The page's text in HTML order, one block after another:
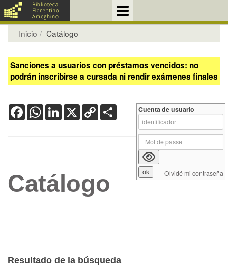
Inicio Catálogo
Sanciones a usuarios con préstamos vencidos: no
podrán inscribirse a cursada ni rendir exámenes finales
FacebookWhatsApp
LinkedIn
X Copy
Link
Catálogo
Resultado de la búsqueda
Cuenta de usuario
Olvidé mi contraseña